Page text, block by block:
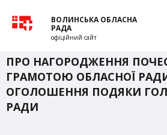
ВОЛИНСЬКА ОБЛАСНА
РАДА
офіційний сайт
ПРО НАГОРОДЖЕННЯ
ГРАМОТОЮ ОБЛАСНОЇ
ОГОЛОШЕННЯ ПОДЯКИ
РАДИ